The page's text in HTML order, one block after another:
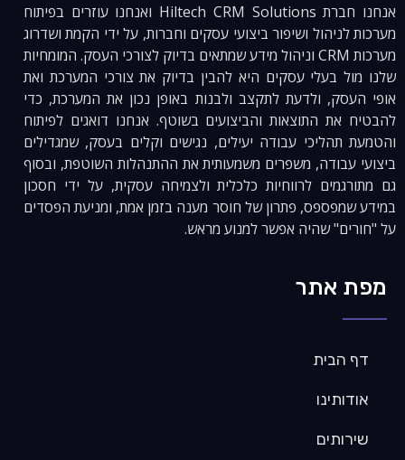
אנחנו חברת Hiltech CRM Solutions ואנחנו עוזרים בפיתוח
מערכות לניהול ושיפור ביצועי עסקים וחברות, על ידי הקמת ושדרוג
מערכות CRM וניהול מידע שמתאים בדיוק לצורכי העסק. המומחיות
שלנו מול בעלי עסקים היא להבין בדיוק את צורכי המערכת ואת
אופי העסק, ולדעת לתקצב ולבנות באופן נכון את המערכת, כדי
להבטיח את התוצאות והביצועים בשוטף. אנחנו דואגים לפיתוח
והטמעת תהליכי עבודה יעילים, נגישים וקלים בעסק, שמגדילים
ביצועי עבודה, משפרים משמעותית את ההתנהלות השוטפת, ובסוף
גם מתורגמים לרווחיות כלכלית ולצמיחה עסקית, על ידי חסכון
במידע שמפספס, פתרון של חוסר מענה בזמן אמת, ומניעת הפסדים
על "חורים" שהיה אפשר למנוע מראש.
מפת אתר
דף הבית
אודותינו
שירותים